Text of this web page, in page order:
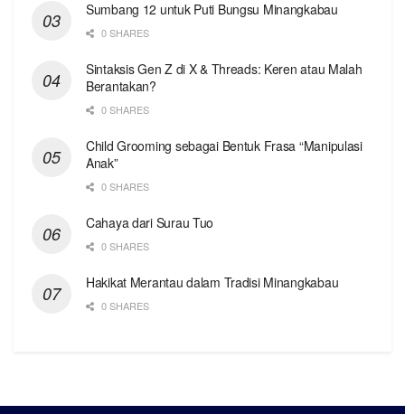
Sumbang 12 untuk Puti Bungsu Minangkabau
0 SHARES
Sintaksis Gen Z di X & Threads: Keren atau Malah
Berantakan?
0 SHARES
Child Grooming sebagai Bentuk Frasa “Manipulasi
Anak”
0 SHARES
Cahaya dari Surau Tuo
0 SHARES
Hakikat Merantau dalam Tradisi Minangkabau
0 SHARES